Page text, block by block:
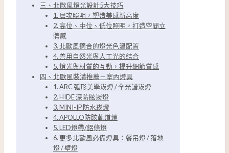
三、北歐風燈光設計5大技巧
1. 層次照明，塑造美感新高度
2. 高位、中位、低位照明，打造空間立
體感
3. 北歐風適合的燈光色溫配置
4. 善用自然光與人工光的結合
5. 燈光與材質的互動，提升細節質感
四、北歐風裝潢推薦－室內燈具
1. ARC 弧形美學崁燈 / 全光譜崁燈
2. HIDE 深防眩崁燈
3. MINI-IP 防水崁燈
4. APOLLO防眩軌道燈
5. LED燈帶/鋁條燈
6. 更多北歐風必備燈具：餐吊燈 / 落地
燈 / 壁燈